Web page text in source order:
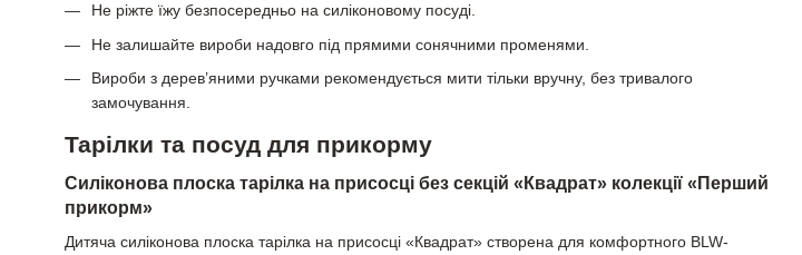
Не ріжте їжу безпосередньо на силіконовому посуді.
Не залишайте вироби надовго під прямими сонячними променями.
Вироби з дерев’яними ручками рекомендується мити тільки вручну, без тривалого
замочування.
Тарілки та посуд для прикорму
Силіконова плоска тарілка на присосці без секцій «Квадрат» колекції «Перший
прикорм»
Дитяча силіконова плоска тарілка на присосці «Квадрат» створена для комфортного BLW-